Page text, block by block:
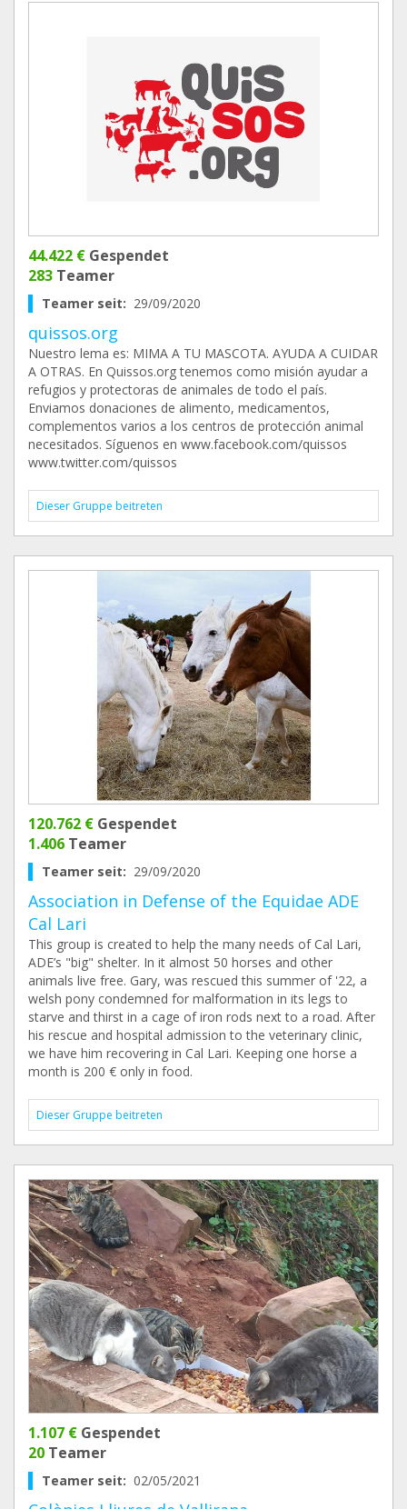
44.422 € Gespendet
283 Teamer
Teamer seit: 29/09/2020
quissos.org
Nuestro lema es: MIMA A TU MASCOTA. AYUDA A CUIDAR
A OTRAS. En Quissos.org tenemos como misión ayudar a
refugios y protectoras de animales de todo el país.
Enviamos donaciones de alimento, medicamentos,
complementos varios a los centros de protección animal
necesitados. Síguenos en www.facebook.com/quissos
www.twitter.com/quissos
Dieser Gruppe beitreten
120.762 € Gespendet
1.406 Teamer
Teamer seit: 29/09/2020
Association in Defense of the Equidae ADE
Cal Lari
This group is created to help the many needs of Cal Lari,
ADE’s "big" shelter. In it almost 50 horses and other
animals live free. Gary, was rescued this summer of '22, a
welsh pony condemned for malformation in its legs to
starve and thirst in a cage of iron rods next to a road. After
his rescue and hospital admission to the veterinary clinic,
we have him recovering in Cal Lari. Keeping one horse a
month is 200 € only in food.
Dieser Gruppe beitreten
1.107 € Gespendet
20 Teamer
Teamer seit: 02/05/2021